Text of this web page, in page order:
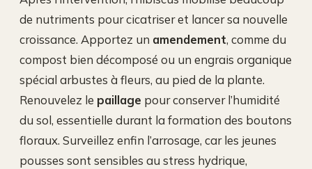
de nutriments pour cicatriser et lancer sa nouvelle
croissance. Apportez un amendement, comme du
compost bien décomposé ou un engrais organique
spécial arbustes à fleurs, au pied de la plante.
Renouvelez le paillage pour conserver l’humidité
du sol, essentielle durant la formation des boutons
floraux. Surveillez enfin l’arrosage, car les jeunes
pousses sont sensibles au stress hydrique,